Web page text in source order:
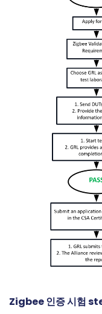
Zigbee 인증 시험